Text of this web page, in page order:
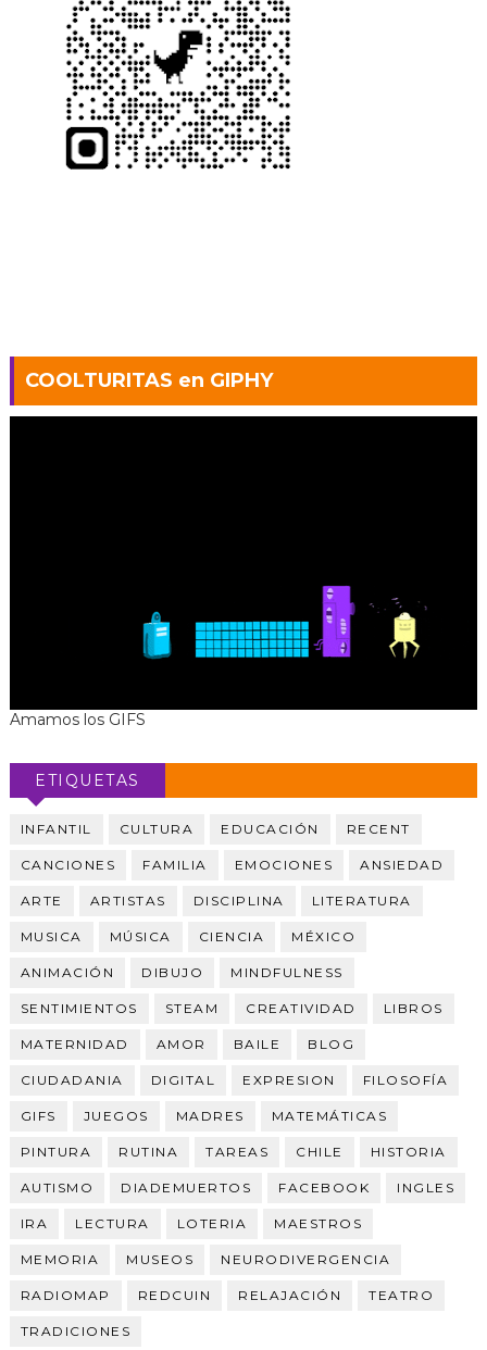
COOLTURITAS en GIPHY
Amamos los GIFS
ETIQUETAS
INFANTIL CULTURA EDUCACIÓN RECENT
CANCIONES FAMILIA EMOCIONES ANSIEDAD
ARTE ARTISTAS DISCIPLINA LITERATURA
MUSICA MÚSICA CIENCIA MÉXICO
ANIMACIÓN DIBUJO MINDFULNESS
SENTIMIENTOS STEAM CREATIVIDAD LIBROS
MATERNIDAD AMOR BAILE BLOG
CIUDADANIA DIGITAL EXPRESION FILOSOFÍA
GIFS JUEGOS MADRES MATEMÁTICAS
PINTURA RUTINA TAREAS CHILE HISTORIA
AUTISMO DIADEMUERTOS FACEBOOK INGLES
IRA LECTURA LOTERIA MAESTROS
MEMORIA MUSEOS NEURODIVERGENCIA
RADIOMAP REDCUIN RELAJACIÓN TEATRO
TRADICIONES